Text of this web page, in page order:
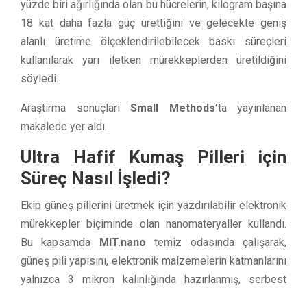
yüzde biri ağırlığında olan bu hücrelerin, kilogram başına
18 kat daha fazla güç ürettiğini ve gelecekte geniş
alanlı üretime ölçeklendirilebilecek baskı süreçleri
kullanılarak yarı iletken mürekkeplerden üretildiğini
söyledi.
Araştırma sonuçları Small Methods’ta yayınlanan
makalede yer aldı.
Ultra Hafif Kumaş Pilleri için
Süreç Nasıl İşledi?
Ekip güneş pillerini üretmek için yazdırılabilir elektronik
mürekkepler biçiminde olan nanomateryaller kullandı.
Bu kapsamda MIT.nanotemiz odasında çalışarak,
güneş pili yapısını, elektronik malzemelerin katmanlarını
yalnızca 3 mikron kalınlığında hazırlanmış, serbest